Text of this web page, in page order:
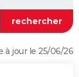
à jour le 25/06/26